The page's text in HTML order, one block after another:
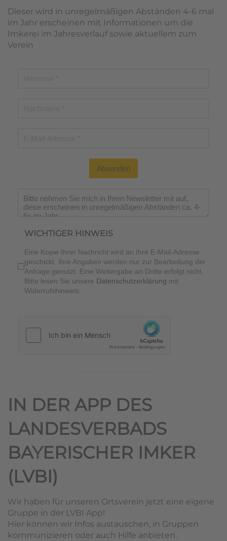
Dieser wird in unregelmäßigen Abständen 4-6 mal
im Jahr erscheinen mit Informationen um die
Imkerei im Jahresverlauf sowie aktuellem zum
Verein
Absenden
Wichtiger Hinweis*
WICHTIGER HINWEIS
Eine Kopie Ihrer Nachricht wird an Ihre E-Mail-Adresse
geschickt. Ihre Angaben werden nur zur Bearbeitung der
Anfrage genutzt. Eine Weitergabe an Dritte erfolgt nicht.
Bitte lesen Sie unsere Datenschutzerklärung mit
Widerrufshinweis.
IN DER APP DES
LANDESVERBADS
BAYERISCHER IMKER
(LVBI)
Wir haben für unseren Ortsverein jetzt eine eigene
Gruppe in der LVBI App!
Hier können wir Infos austauschen, in Gruppen
kommunizieren oder auch Hilfe anbieten.